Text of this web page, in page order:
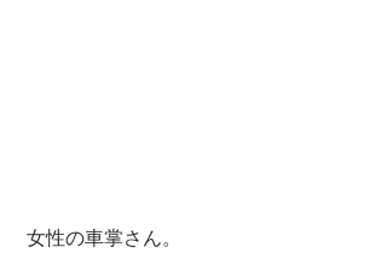
女性の車掌さん。